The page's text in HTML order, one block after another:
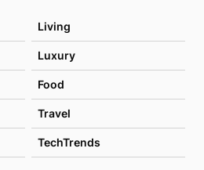
Living
Luxury
Food
Travel
TechTrends